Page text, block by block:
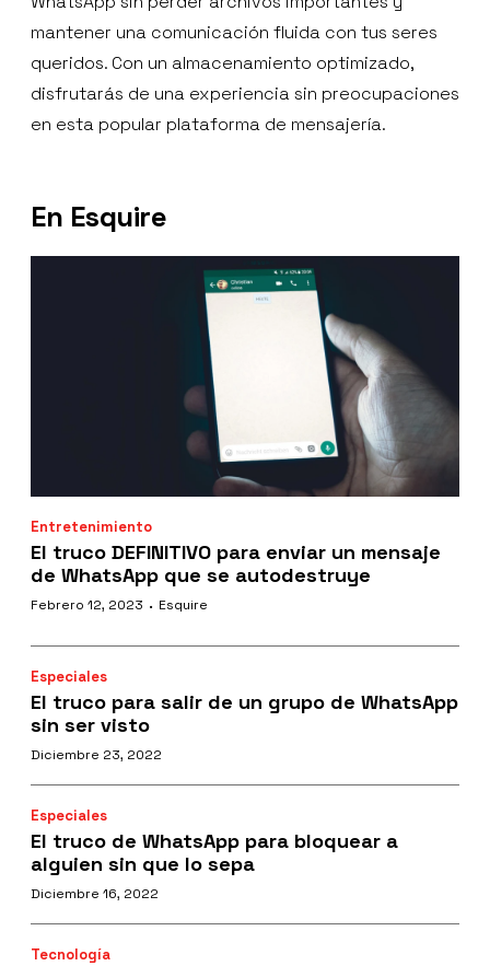
mantener una comunicación fluida con tus seres
queridos. Con un almacenamiento optimizado,
disfrutarás de una experiencia sin preocupaciones
en esta popular plataforma de mensajería.
En Esquire
Entretenimiento
El truco DEFINITIVO para enviar un mensaje
de WhatsApp que se autodestruye
Febrero 12, 2023 · Esquire
Especiales
El truco para salir de un grupo de WhatsApp
sin ser visto
Diciembre 23, 2022
Especiales
El truco de WhatsApp para bloquear a
alguien sin que lo sepa
Diciembre 16, 2022
Tecnología